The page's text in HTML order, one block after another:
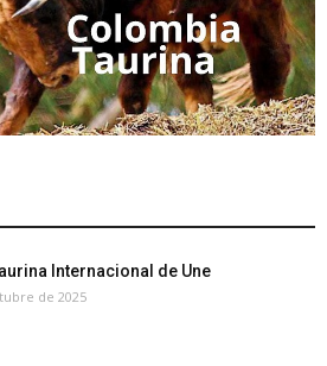
Internacional de Une
de 2025